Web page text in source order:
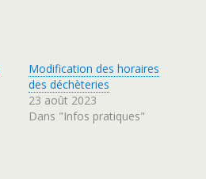
Modification des horaires
des déchèteries
23 août 2023
Dans "Infos pratiques"